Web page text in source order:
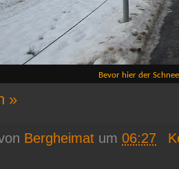
Bevor hier der
»
Bergheimat um 06:27